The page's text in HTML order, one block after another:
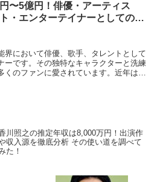
円〜5億円！俳優・アーティス
ト・エンターテイナーとしての多
界において俳優、歌手、タレントとして
ーです。その独特なキャラクターと洗練
のファンに愛されています。近年はド
川照之の推定年収は8,000万円！出演作
収入源を徹底分析 その使い道を調べて
た！